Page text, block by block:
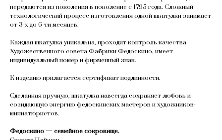
передаются из поколения в поколение с 1795 года. Сложный
технологический процесс изготовления одной шкатулки занимает
от 3-х до 6-ти месяцев.
Каждая шкатулка уникальна, проходит контроль качества
Художественного совета Фабрики Федоскино, имеет
индивидуальный номер и фирменный знак.
К изделию прилагается сертификат подлинности.
Сделанная вручную, шкатулка навсегда сохраняет любовь и
созидающую энергию федоскинских мастеров и художников-
миниатюристов.
Федоскино — семейное сокровище.